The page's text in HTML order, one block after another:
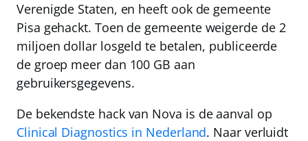
Verenigde Staten, en heeft ook de gemeente
Pisa gehackt. Toen de gemeente weigerde de 2
miljoen dollar losgeld te betalen, publiceerde
de groep meer dan 100 GB aan
gebruikersgegevens.
De bekendste hack van Nova is de aanval op
Clinical Diagnostics in Nederland. Naar verluidt